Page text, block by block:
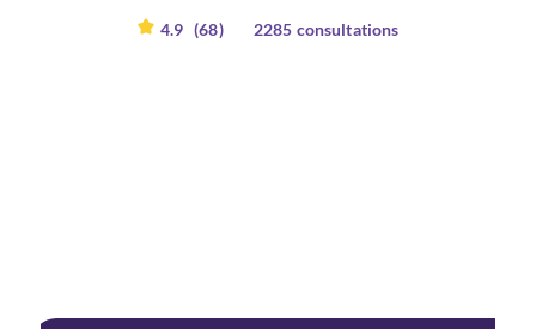
4.9 (68) 2285 consultations